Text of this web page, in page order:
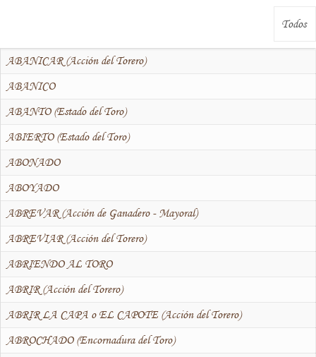
ABANICAR (Acción del Torero)
ABANICO
ABANTO (Estado del Toro)
ABIERTO (Estado del Toro)
ABONADO
ABOYADO
ABREVAR (Acción de Ganadero - Mayoral)
ABREVIAR (Acción del Torero)
ABRIENDO AL TORO
ABRIR (Acción del Torero)
ABRIR LA CAPA o EL CAPOTE (Acción del Torero)
ABROCHADO (Encornadura del Toro)